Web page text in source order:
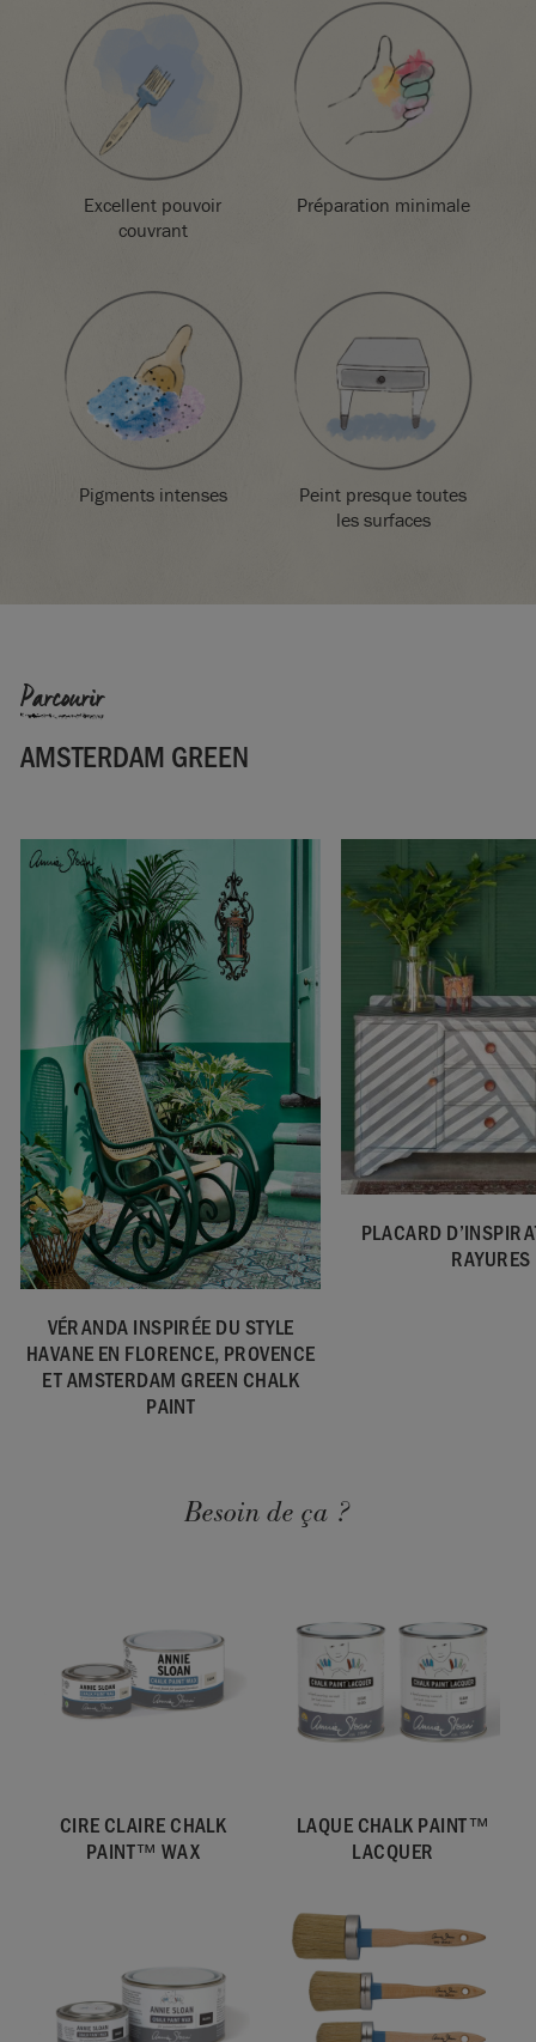
Éliminer le contenu/récipient dans le lieu d’élimination
conformément à la réglementation locale.
P018AMS.X101.01
5060621620532
Excellent pouvoir
couvrant
Préparation minimale
Pigments intenses
Peint presque toutes
les surfaces
Parcourir
AMSTERDAM GREEN
VÉRANDA INSPIRÉE DU STYLE
HAVANE EN FLORENCE, PROVENCE
ET AMSTERDAM GREEN CHALK
PAINT
PLACARD
RAYURES
Besoin de ça ?
CIRE CLAIRE CHALK
PAINT™ WAX
LAQUE CHALK PAINT™
LACQUER